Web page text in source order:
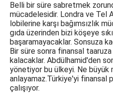
Belli bir süre sabretmek
mücadelesidir. Londra ve Tel
lobilerine karşı bağımsızlık
gıda üzerinden bizi köşeye
başaramayacaklar. Sonsuza
Bir süre sonra finansal
kalacaklar. Abdülhamid'den
yönetiyor bu ülkeyi. Ne büyük
anlayamaz.Türkiye'yi finansal
çalışıyor.